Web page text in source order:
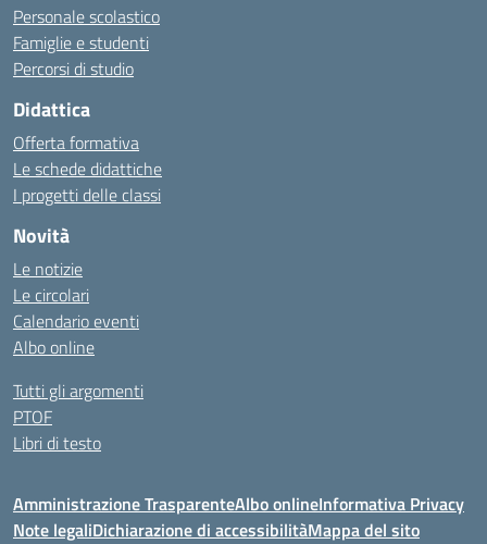
Personale scolastico
Famiglie e studenti
Percorsi di studio
Didattica
Offerta formativa
Le schede didattiche
I progetti delle classi
Novità
Le notizie
Le circolari
Calendario eventi
Albo online
Tutti gli argomenti
PTOF
Libri di testo
Amministrazione TrasparenteAlbo onlineInformativa Privacy
Note legaliDichiarazione di accessibilitàMappa del sito